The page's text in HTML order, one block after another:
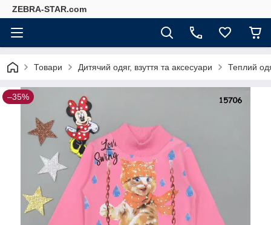
ZEBRA-STAR.com
Товари Дитячий одяг, взуття та аксесуари Теплий
–35%